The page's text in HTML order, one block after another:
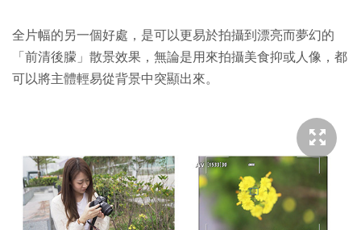
全片幅的另一個好處，是可以更易於拍攝到漂亮而夢幻的
「前清後朦」散景效果，無論是用來拍攝美食抑或人像，都
可以將主體輕易從背景中突顯出來。